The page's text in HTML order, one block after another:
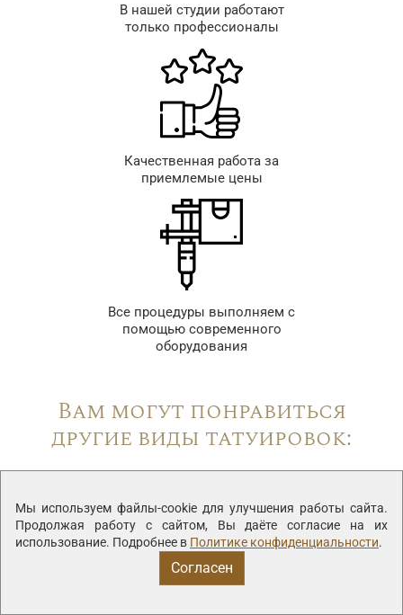
Мы используем файлы-cookie для улучшения работы сайта.
Продолжая работу с сайтом, Вы даёте согласие на их
использование. Подробнее в Политике конфиденциальности.
Согласен
В нашей студии работают
только профессионалы
Качественная работа за
приемлемые цены
Все процедуры выполняем с
помощью современного
оборудования
Вам могут понравиться
другие виды татуировок: